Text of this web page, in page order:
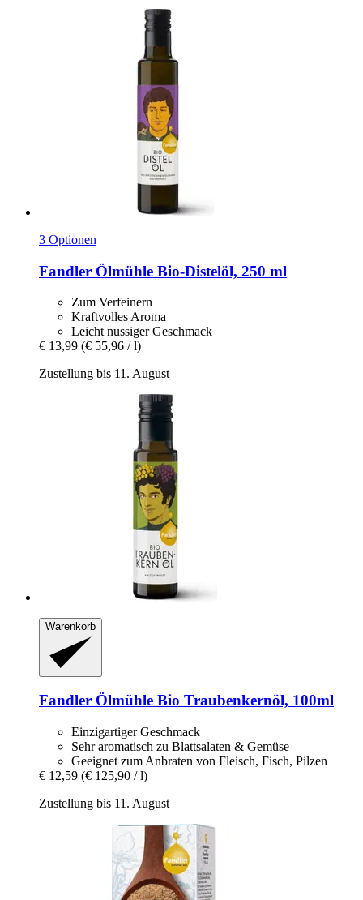
3 Optionen
Fandler Ölmühle Bio-​Distelöl, 250 ml
Zum Verfeinern
Kraftvolles Aroma
Leicht nussiger Geschmack
€ 13,99 (€ 55,96 / l)
Zustellung bis 11. August
Warenkorb
Fandler Ölmühle Bio Traubenkernöl, 100ml
Einzigartiger Geschmack
Sehr aromatisch zu Blattsalaten & Gemüse
Geeignet zum Anbraten von Fleisch, Fisch, Pilzen
€ 12,59 (€ 125,90 / l)
Zustellung bis 11. August